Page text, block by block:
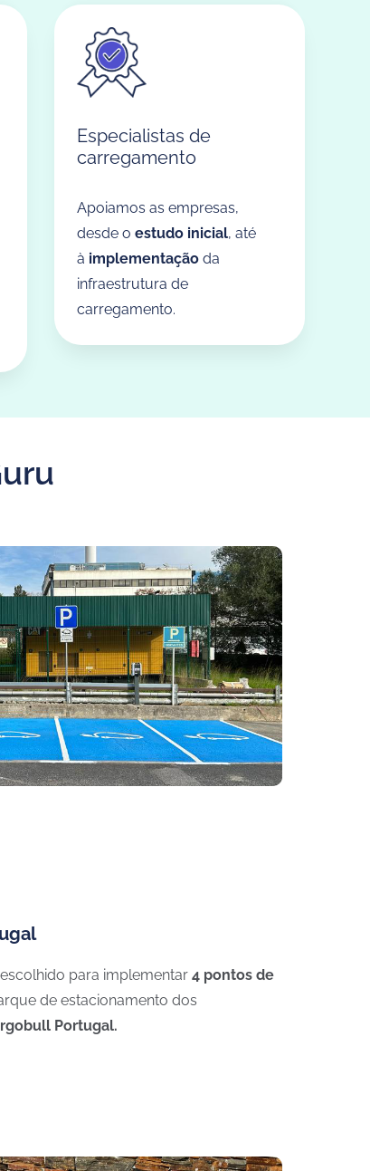
Especialistas de
carregamento
Apoiamos as empresas,
desde o estudo inicial, até
à implementaçãoda
infraestrutura de
carregamento.
para implementar 4 pontos de
de estacionamento dos
Portugal.